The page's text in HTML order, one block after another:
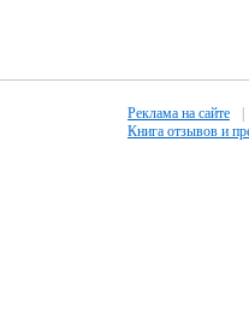
Реклама на сайте
Книга отзывов и